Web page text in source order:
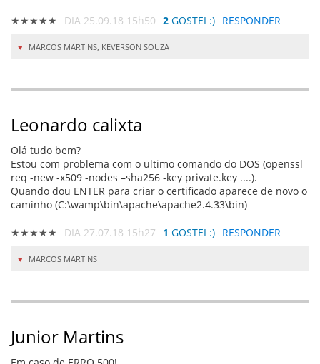
★★★★★ DIA 25.09.18 15h50 2 GOSTEI :) RESPONDER
MARCOS MARTINS KEVERSON SOUZA
Leonardo calixta
Olá tudo bem?
Estou com problema com o ultimo comando do DOS (openssl
req -new -x509 -nodes –sha256 -key private.key ....).
Quando dou ENTER para criar o certificado aparece de novo o
caminho (C:\wamp\bin\apache\apache2.4.33\bin)
★★★★★ DIA 27.07.18 15h27 1 GOSTEI :) RESPONDER
MARCOS MARTINS
Junior Martins